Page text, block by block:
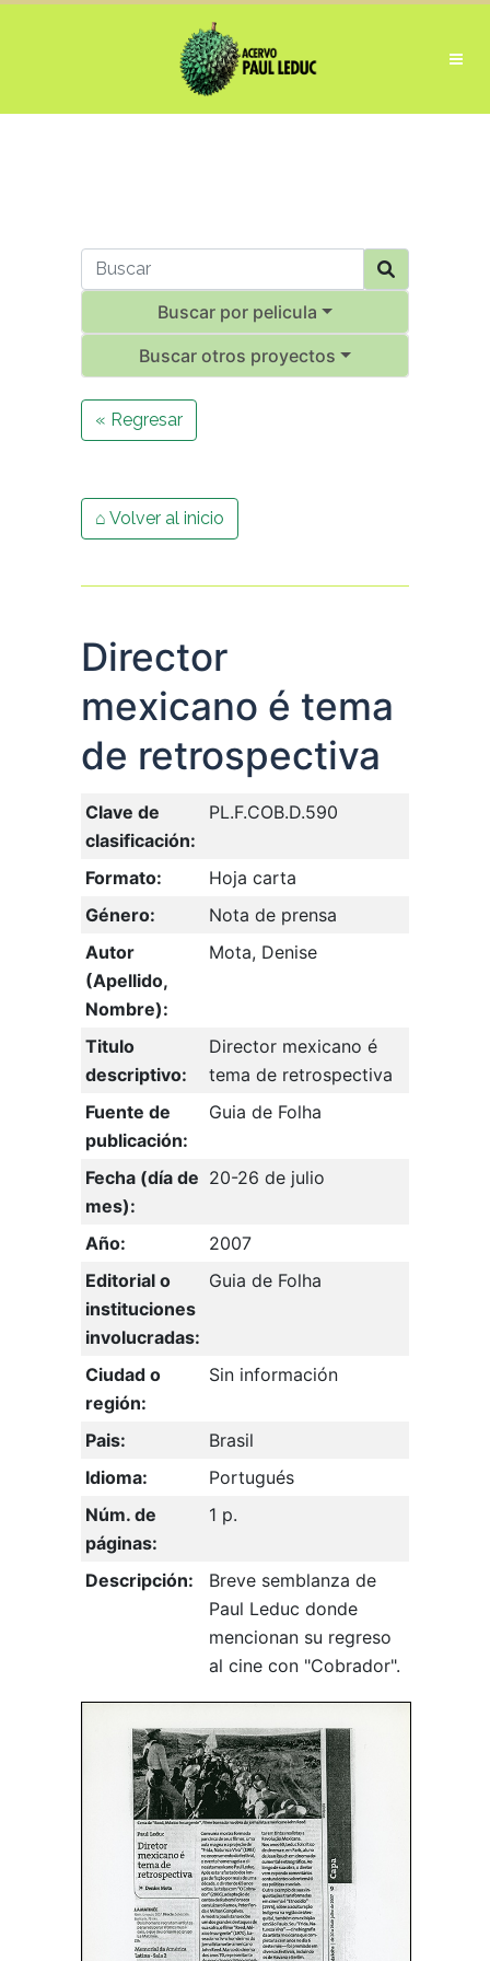
Buscar por pelicula
Buscar otros proyectos
« Regresar
⌂ Volver al inicio
Director
mexicano é tema
de retrospectiva
Clave de
clasificación:
PL.F.COB.D.590
Formato:
Hoja carta
Género:
Nota de prensa
Autor
(Apellido,
Nombre):
Mota, Denise
Titulo
descriptivo:
Director mexicano é
tema de retrospectiva
Fuente de
publicación:
Guia de Folha
Fecha (día de
mes):
20-26 de julio
Año:
2007
Editorial o
instituciones
involucradas:
Guia de Folha
Ciudad o
región:
Sin información
Pais:
Brasil
Idioma:
Portugués
Núm. de
páginas:
1 p.
Descripción:
Breve semblanza de
Paul Leduc donde
mencionan su regreso
al cine con "Cobrador".